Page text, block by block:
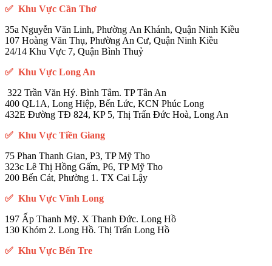
✅ Khu Vực Cần Thơ
35a Nguyễn Văn Linh, Phường An Khánh, Quận Ninh Kiều
107 Hoàng Văn Thụ, Phường An Cư, Quận Ninh Kiều
24/14 Khu Vực 7, Quận Bình Thuỷ
✅ Khu Vực Long An
322 Trần Văn Hý. Bình Tâm. TP Tân An
400 QL1A, Long Hiệp, Bến Lức, KCN Phúc Long
432E Đường TĐ 824, KP 5, Thị Trấn Đức Hoà, Long An
✅ Khu Vực Tiền Giang
75 Phan Thanh Gian, P3, TP Mỹ Tho
323c Lê Thị Hồng Gấm, P6, TP Mỹ Tho
200 Bến Cát, Phường 1. TX Cai Lậy
✅ Khu Vực Vĩnh Long
197 Ấp Thanh Mỹ. X Thanh Đức. Long Hồ
130 Khóm 2. Long Hồ. Thị Trấn Long Hồ
✅ Khu Vực Bến Tre